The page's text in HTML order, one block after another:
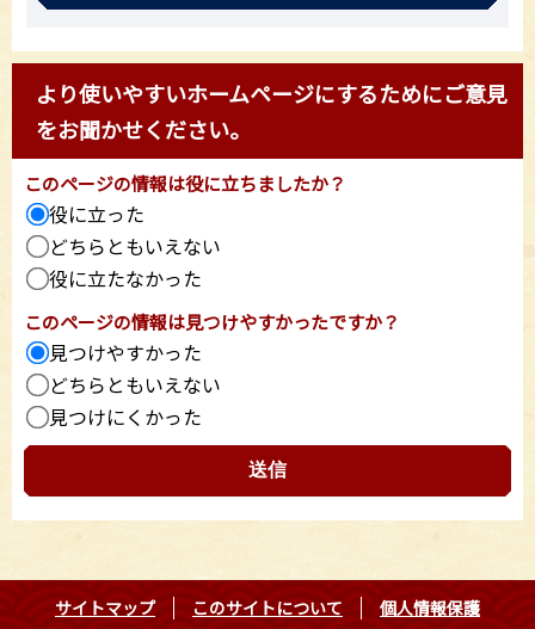
より使いやすいホームページにするためにご意見
をお聞かせください。
このページの情報は役に立ちましたか？
役に立った
どちらともいえない
役に立たなかった
このページの情報は見つけやすかったですか？
見つけやすかった
どちらともいえない
見つけにくかった
サイトマップ このサイトについて
個人情報保護